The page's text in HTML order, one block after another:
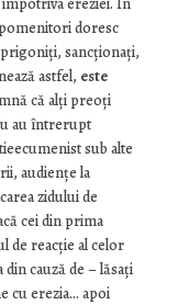
doresc
sancționați,
astfel, este
că alți preoți
au întrerupt
sub alte
audiențe la
zidului de
cei din prima
de reacție al celor
cauză de – lăsați
cu erezia… apoi